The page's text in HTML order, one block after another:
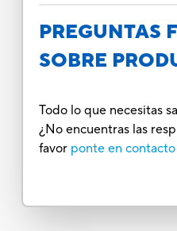
PREGUNTAS
SOBRE
Todo lo que necesitas
¿No encuentras las
favor ponte en